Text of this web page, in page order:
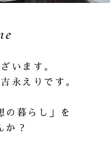
います。
永えりです。
の暮らし」を
か？